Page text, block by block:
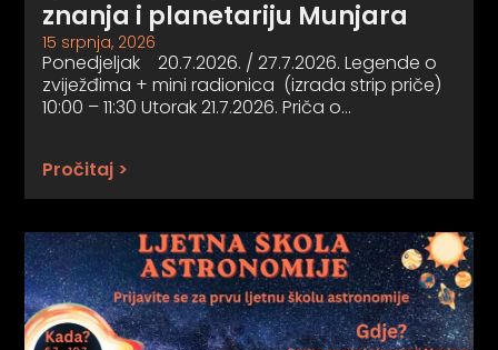
znanja i planetariju Munjara
15 srpnja, 2026
Ponedjeljak 20.7.2026. / 27.7.2026. Legende o
zviježđima + mini radionica (izrada strip priče)
10:00 – 11:30 Utorak 21.7.2026. Priča o…
Pročitaj >